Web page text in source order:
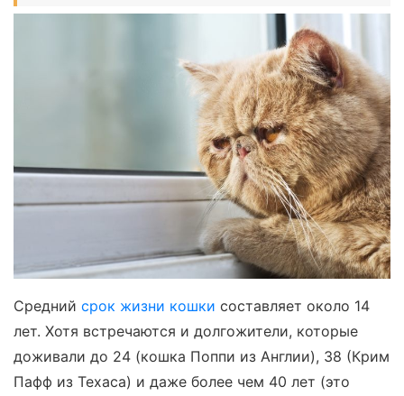
Средний срок жизни кошки составляет около 14
лет. Хотя встречаются и долгожители, которые
доживали до 24 (кошка Поппи из Англии), 38 (Крим
Пафф из Техаса) и даже более чем 40 лет (это